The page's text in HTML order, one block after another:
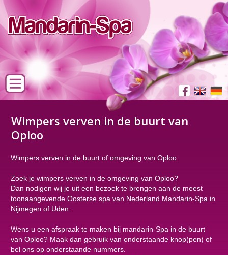
Wimpers verven in de buurt van
Oploo
Wimpers verven in de buurt of omgeving van Oploo
Zoek je wimpers verven in de omgeving van Oploo?
Dan nodigen wij je uit een bezoek te brengen aan de meest
toonaangevende Oosterse spa van Nederland Mandarin-Spa in
Nijmegen of Uden.
Wens u een afspraak te maken bij mandarin-Spa in de buurt
van Oploo? Maak dan gebruik van onderstaande knop(pen) of
bel ons op onderstaande nummers.